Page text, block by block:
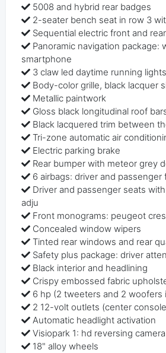
5008 and hybrid rear badges
2-seater bench seat in row 3
Sequential electric front and
Panoramic navigation package:
smartphone
3 claw led daytime running lights
Body-color grille, black lacquer
Metallic paintwork
Gloss black longitudinal roof
Black lacquered trim between
Tri-zone automatic air
Electric parking brake
Rear bumper with meteor grey
6 airbags: driver and
Driver and passenger seats
adju
Front monograms: peugeot
Concealed window wipers
Tinted rear windows and rear
Safety plus package: driver
Black interior and headlining
Crispy embossed fabric
6 hp (2 tweeters and 2 woofers
2 12-volt outlets (center
Automatic headlight activation
Visiopark 1: hd reversing
18" alloy wheels